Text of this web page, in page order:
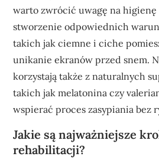
warto zwrócić uwagę na higienę
stworzenie odpowiednich
takich jak ciemne i ciche
unikanie ekranów przed snem.
korzystają także z naturalnych
takich jak melatonina czy
wspierać proces zasypiania bez
Jakie są najważniejsze
rehabilitacji?